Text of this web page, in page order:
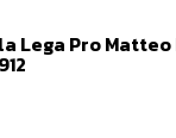
Lega Pro Matteo